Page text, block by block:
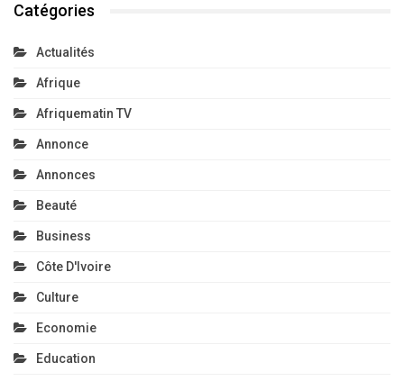
Catégories
Actualités
Afrique
Afriquematin TV
Annonce
Annonces
Beauté
Business
Côte D'Ivoire
Culture
Economie
Education